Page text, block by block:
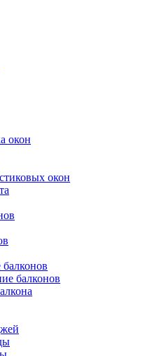
окон
окон
балконов
балконов